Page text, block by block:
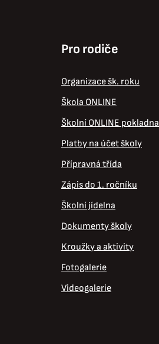
Pro rodiče
Organizace šk. roku
Škola ONLINE
Školní ONLINE pokladna
Platby na účet školy
Přípravná třída
Zápis do 1. ročníku
Školní jídelna
Dokumenty školy
Kroužky a aktivity
Fotogalerie
Videogalerie